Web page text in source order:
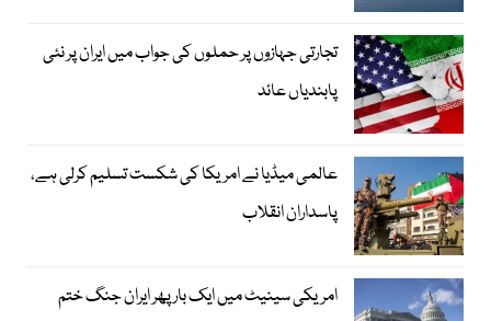
تجارتی جہازوں پر حملوں کی جواب میں ایران پر نئی
پابندیاں عائد
عالمی میڈیا نے امریکا کی شکست تسلیم کرلی ہے،
پاسداران انقلاب
امریکی سینیٹ میں ایک بار پھر ایران جنگ ختم